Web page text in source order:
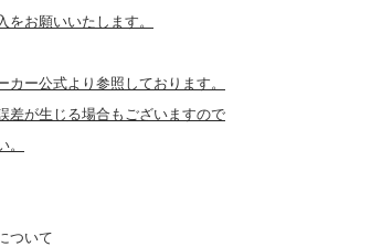
をお願いいたします。
カー公式より参照しております。
差が生じる場合もございますので
ついて